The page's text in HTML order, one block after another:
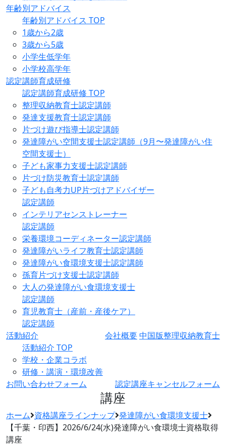
年齢別アドバイス
年齢別アドバイス TOP
1歳から2歳
3歳から5歳
小学生低学年
小学校高学年
認定講師育成研修
認定講師育成研修 TOP
整理収納教育士認定講師
発達支援教育士認定講師
片づけ遊び指導士認定講師
発達障がい空間支援士認定講師（9月〜発達障がい住
空間支援士）
子ども家事力支援士認定講師
片づけ防災教育士認定講師
子ども自考力UP片づけアドバイザー
認定講師
インテリアセンストレーナー
認定講師
栄養環境コーディネーター認定講師
発達障がいライフ教育士認定講師
発達障がい食環境支援士認定講師
孫育片づけ支援士認定講師
大人の発達障がい食環境支援士
認定講師
育児教育士（産前・産後ケア）
認定講師
活動紹介
活動紹介 TOP
学校・企業コラボ
研修・講演・環境改善
会社概要中国版整理収納教育士
お問い合わせフォーム 認定講座キャンセルフォーム
講座
ホーム 資格講座ラインナップ 発達障がい食環境支援士
【千葉・印西】2026/6/24(水)発達障がい食環境士資格取得
講座